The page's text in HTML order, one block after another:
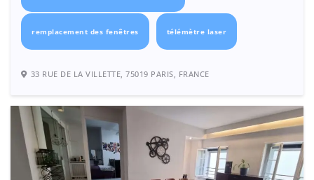
remplacement des fenêtres télémètre laser
33 RUE DE LA VILLETTE, 75019 PARIS, FRANCE